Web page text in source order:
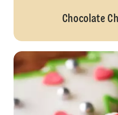
Chocolate